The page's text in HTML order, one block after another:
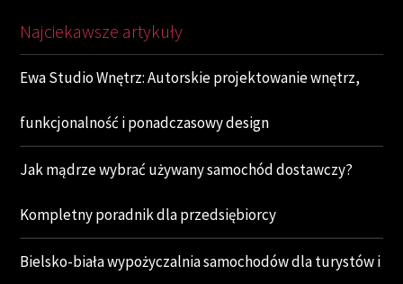
Najciekawsze artykuły
Ewa Studio Wnętrz: Autorskie projektowanie wnętrz,
funkcjonalność i ponadczasowy design
Jak mądrze wybrać używany samochód dostawczy?
Kompletny poradnik dla przedsiębiorcy
Bielsko-biała wypożyczalnia samochodów dla turystów i